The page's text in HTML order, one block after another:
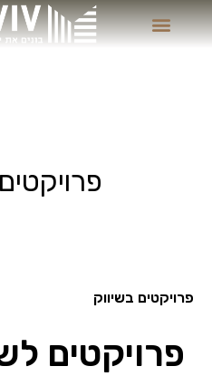
פרויקטים בשיווק
פרויקטים